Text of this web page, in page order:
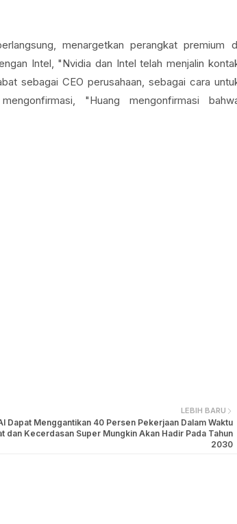
menargetkan perangkat premium
Intel, "Nvidia dan Intel telah menjalin
sebagai CEO perusahaan, sebagai cara
"Huang mengonfirmasi
LEBIH BARU
Dapat Menggantikan 40 Persen Pekerjaan Dalam Waktu
dan Kecerdasan Super Mungkin Akan Hadir Pada Tahun
2030